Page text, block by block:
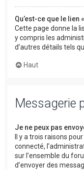
Qu’est-ce que le lien
Cette page donne la
y compris les
d’autres détails tels
Haut
Messagerie
Je ne peux pas
Il y a trois raisons
connecté,
sur l’ensemble du
d’envoyer des